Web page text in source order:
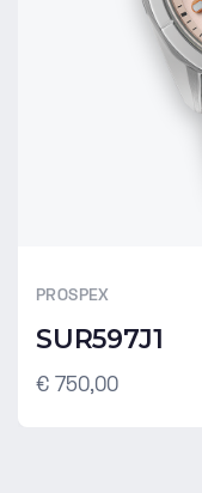
PROSPEX
SUR597J1
€ 750,00